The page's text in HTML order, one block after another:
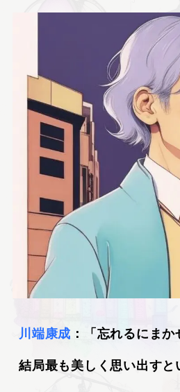
川端康成 ：「忘れるにまか
結局最も美しく思い出すと